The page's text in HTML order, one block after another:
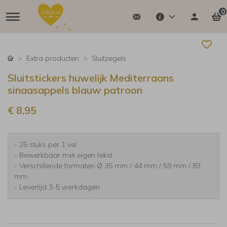
0
Extra producten Sluitzegels
Sluitstickers huwelijk Mediterraans
sinaasappels blauw patroon
€ 8,95
- 25 stuks per 1 vel
- Bewerkbaar met eigen tekst
- Verschillende formaten Ø 35 mm / 44 mm / 59 mm / 83
mm
- Levertijd 3-5 werkdagen